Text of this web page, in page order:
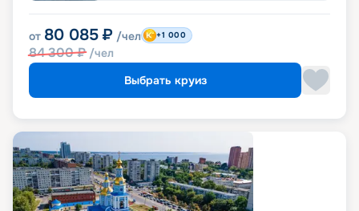
от 80 085 ₽ /чел
84 300₽ /чел
+1 000
Выбрать круиз